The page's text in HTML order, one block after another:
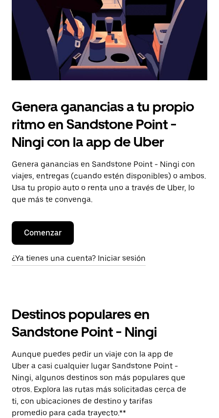
calendario.
Genera ganancias a tu propio
ritmo en Sandstone Point -
Ningi con la app de Uber
Genera ganancias en Sandstone Point - Ningi con
viajes, entregas (cuando estén disponibles) o ambos.
Usa tu propio auto o renta uno a través de Uber, lo
que más te convenga.
Comenzar
¿Ya tienes una cuenta? Iniciar sesión
Destinos populares en
Sandstone Point - Ningi
Aunque puedes pedir un viaje con la app de
Uber a casi cualquier lugar Sandstone Point -
Ningi, algunos destinos son más populares que
otros. Explora las rutas más solicitadas cerca de
ti, con ubicaciones de destino y tarifas
promedio para cada trayecto.**